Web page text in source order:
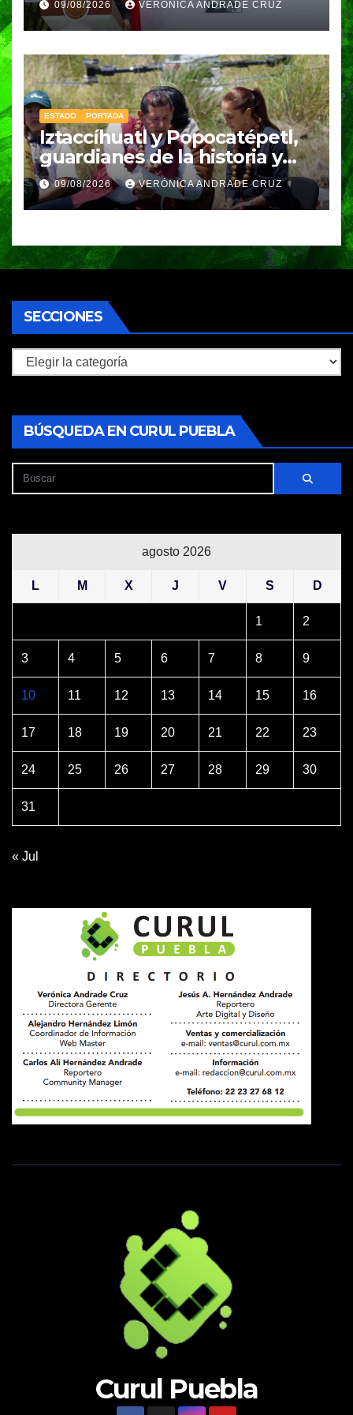
Sheinbaum
09/08/2026 VERÓNICA ANDRADE CRUZ
ESTADO PORTADA
Iztaccíhuatl y Popocatépetl,
guardianes de la historia y
fuentes de vida para Puebla:
Armenta
09/08/2026 VERÓNICA ANDRADE CRUZ
SECCIONES
Secciones
BÚSQUEDA EN CURUL PUEBLA
agosto 2026
L M X J V S D
1 2
3 4 5 6 7 8 9
10 11 12 13 14 15 16
17 18 19 20 21 22 23
24 25 26 27 28 29 30
31
« Jul
Curul Puebla